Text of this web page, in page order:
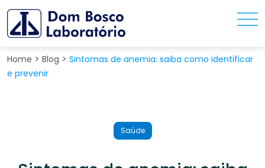
Home > Blog > Sintomas de anemia: saiba como identificar
e prevenir
Saúde